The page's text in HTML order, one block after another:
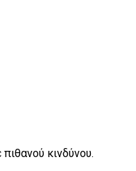
κινδύνου.